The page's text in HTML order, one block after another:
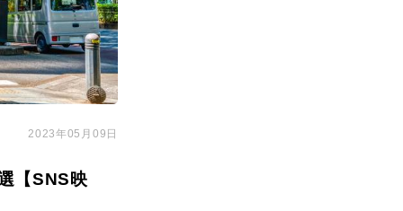
2023年05月09日
【SNS映